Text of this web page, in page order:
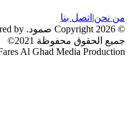
من نحن| اتصل بنا
© 2026 Copyright صمود. Powered by
جميع الحقوق محفوظة 2021©
Al Ghad Media Production